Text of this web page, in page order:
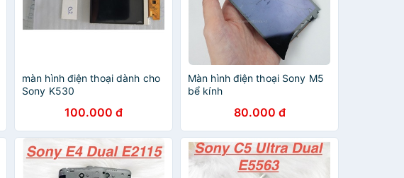
màn hình điện thoại dành cho
Sony K530
100.000 đ
Màn hình điện thoại Sony M5
bể kính
80.000 đ